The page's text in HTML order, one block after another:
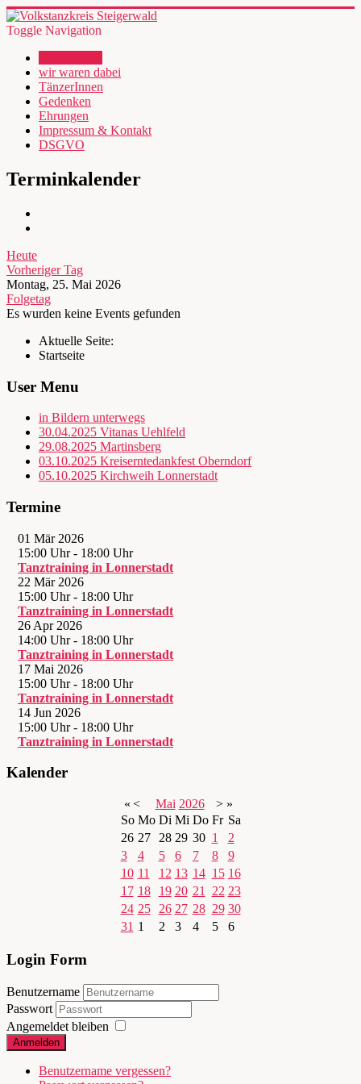
Toggle Navigation
wir waren dabei
TänzerInnen
Gedenken
Ehrungen
Impressum & Kontakt
DSGVO
Terminkalender
Heute
Vorheriger Tag
Montag, 25. Mai 2026
Folgetag
Es wurden keine Events gefunden
Aktuelle Seite:
Startseite
User Menu
in Bildern unterwegs
30.04.2025 Vitanas Uehlfeld
29.08.2025 Martinsberg
03.10.2025 Kreiserntedankfest Oberndorf
05.10.2025 Kirchweih Lonnerstadt
Termine
01 Mär 2026
15:00 Uhr- 18:00 Uhr
Tanztraining in Lonnerstadt
22 Mär 2026
15:00 Uhr- 18:00 Uhr
Tanztraining in Lonnerstadt
26 Apr 2026
14:00 Uhr- 18:00 Uhr
Tanztraining in Lonnerstadt
17 Mai 2026
15:00 Uhr- 18:00 Uhr
Tanztraining in Lonnerstadt
14 Jun 2026
15:00 Uhr- 18:00 Uhr
Tanztraining in Lonnerstadt
Kalender
« < Mai 2026 > »
So Mo Di Mi Do Fr Sa
26 27 28 29 30 1
2
3
4 5 6 7 8
9
10 11 12 13 14 15 16
17 18 19 20 21 22 23
24 25 26 27 28 29 30
31 1 2 3 4 5 6
Login Form
Benutzername
Passwort
Angemeldet bleiben
Anmelden
Benutzername vergessen?